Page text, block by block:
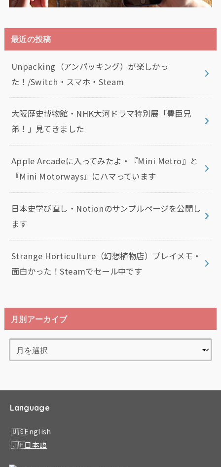
最近の投稿
Unpacking（アンパッキング）が楽しかっ
た！/Switch・スマホ・Steam
大阪歴史博物館・NHK大河ドラマ特別展「豊臣兄
弟！」見てきました
Apple Arcadeに入ってみたよ・『Mini Metro』と
『Mini Motorways』にハマっています
日本史学び直し・Notionのサンプルページを公開し
ます
Strange Horticulture（幻想植物店）プレイメモ・
面白かった！Steamでセール中です
月別アーカイブ
Language
English
日本語